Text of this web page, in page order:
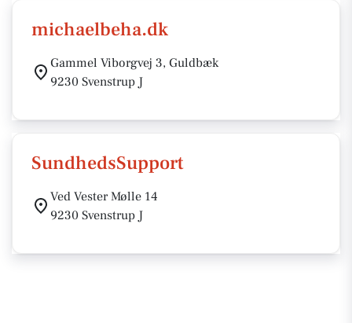
michaelbeha.dk
Gammel Viborgvej 3, Guldbæk
9230 Svenstrup J
SundhedsSupport
Ved Vester Mølle 14
9230 Svenstrup J